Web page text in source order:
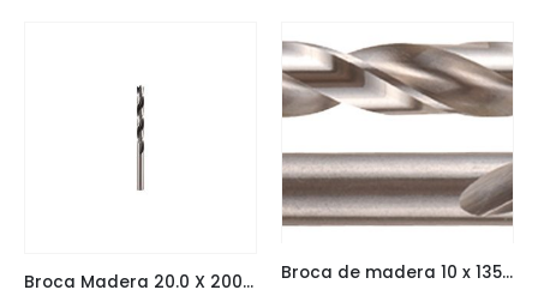
Broca Madera 20.0 X 200 Mm Broca de madera 10 x 135 mm